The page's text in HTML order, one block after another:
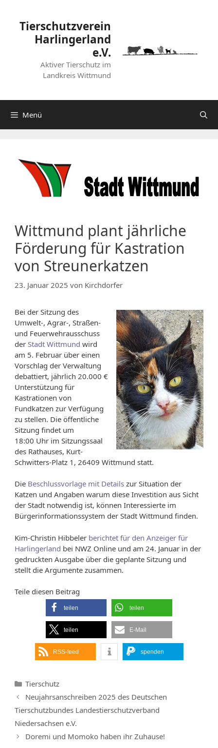
springenTierschutzverein
Harlingerland
e.V.
Aktiver Tierschutz im
Landkreis Wittmund
Menü
Wittmund plant jährliche
Förderung für Kastration
von Streunerkatzen
23. Januar 2025 von Kirchdorfer
Bei der Sitzung des
Umwelt-, Agrar-, Straßen-
und Feuerwehrausschuss
der Stadt Wittmund wird
am 5. Februar über einen
Vorschlag der Verwaltung
debattiert, jährlich 20.000 €
Unterstützung für
Kastrationen von
Fundkatzen zur Verfügung
zu stellen. Die öffentliche
Sitzung findet um
18:00 Uhr im Sitzungssaal
des Rathauses, Kurt-
Schwitters-Platz 1, 26409 Wittmund statt.
Die Beschlussvorlage mit Details zur Situation der
Katzen und Angaben warum diese Investition aus Sicht
der Stadt notwendig ist, können Interessierte im
Bürgerinformationssystem der Stadt Wittmund finden.
Kim-Christin Hibbeler berichtet für den Anzeiger für
Harlingerland bei NWZ Online und am 24. Januar in der
gedruckten Ausgabe über die geplante Sitzung und
stellt die Argumente zusammen.
Teile diesen Beitrag
teilen teilen
teilen E-Mail
RSS-feed spenden
Kategorien
Tierschutz
Neujahrsanschreiben 2025 des Deutschen
Tierschutzbundes Landestierschutzverband
Niedersachsen e.V.
Doremi und Momoko haben ihr Zuhause!